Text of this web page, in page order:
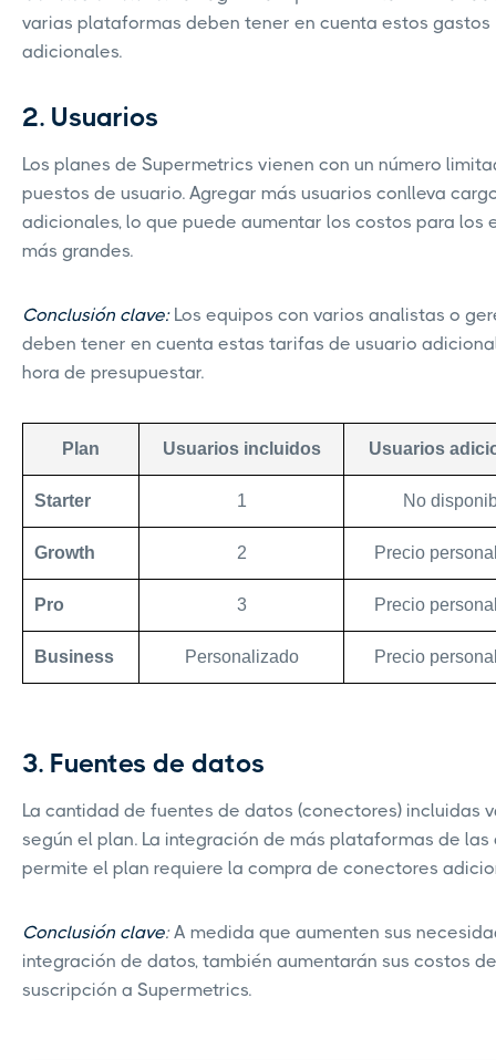
varias plataformas deben tener en cuenta estos gastos
adicionales.
2. Usuarios
Los planes de Supermetrics vienen con un número
puestos de usuario. Agregar más usuarios conlleva
adicionales, lo que puede aumentar los costos para los
más grandes.
Conclusión clave: Los equipos con varios analistas o
deben tener en cuenta estas tarifas de usuario
hora de presupuestar.
Plan Usuarios incluidos Usuarios
Starter 1 No
Growth 2 Precio
Pro 3 Precio
Business Personalizado Precio
3. Fuentes de datos
La cantidad de fuentes de datos (conectores) incluidas
según el plan. La integración de más plataformas de las
permite el plan requiere la compra de conectores
Conclusión clave:A medida que aumenten sus
integración de datos, también aumentarán sus costos de
suscripción a Supermetrics.